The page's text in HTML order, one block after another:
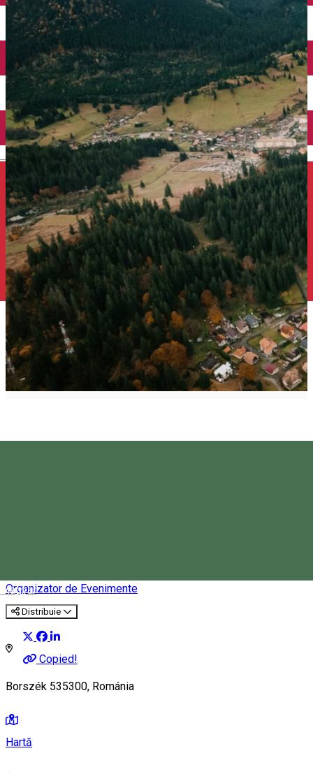
English
Magyar
Închirieri auto
Închirieri de biciclete
Organizator de Evenimente
Distribuie
Copied!
Borszék 535300, Románia
Hartă